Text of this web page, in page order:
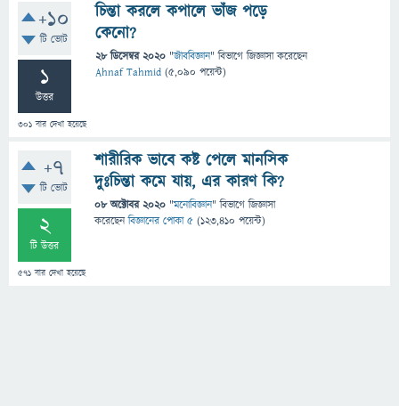
+10
টি ভোট
1
উত্তর
301 বার দেখা হয়েছে
চিন্তা করলে কপালে ভাঁজ পড়ে
কেনো?
28 ডিসেম্বর 2020 "জীববিজ্ঞান" বিভাগে জিজ্ঞাসাকরেছেন
Ahnaf Tahmid (5,090 পয়েন্ট)
+7
টি ভোট
2
টি উত্তর
571 বার দেখা হয়েছে
শারীরিক ভাবে কষ্ট পেলে মানসিক
দুঃচিন্তা কমে যায়, এর কারণ কি?
08 অক্টোবর 2020 "মনোবিজ্ঞান" বিভাগে জিজ্ঞাসা
করেছেনবিজ্ঞানের পোকা ৫ (123,410 পয়েন্ট)